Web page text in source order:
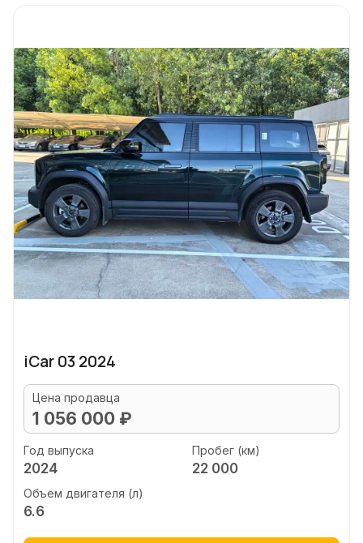
iCar 03 2024
Цена продавца
1 056 000 ₽
Год выпуска
2024
Пробег (км)
22 000
Объем двигателя (л)
6.6